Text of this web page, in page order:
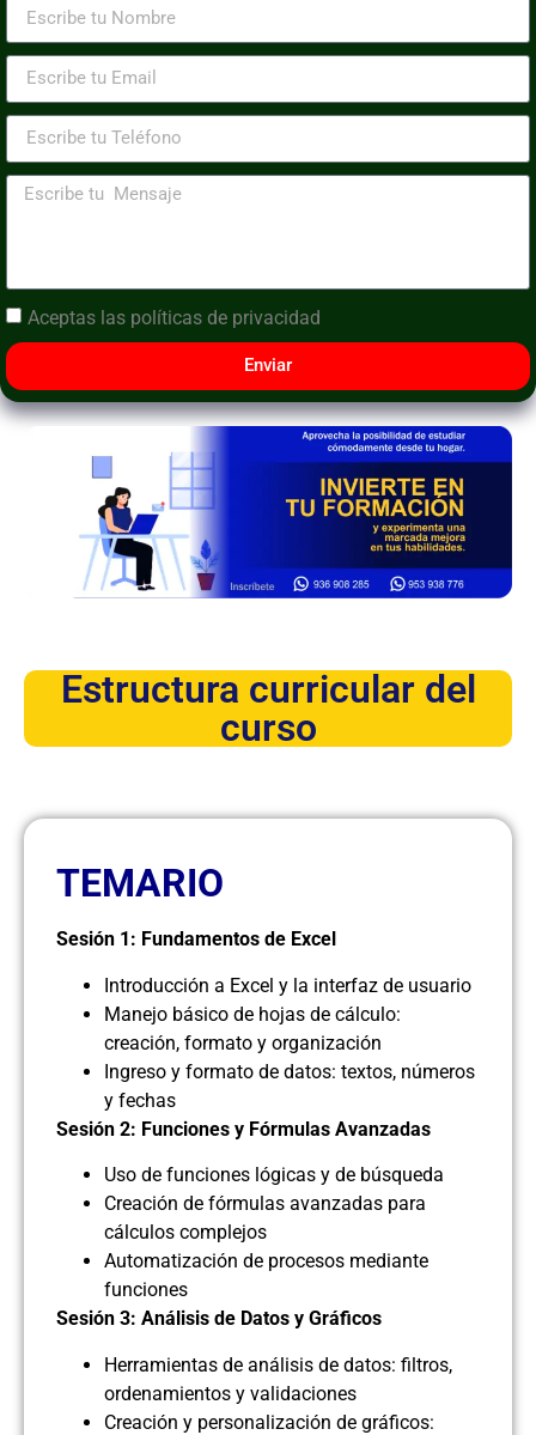
Aceptas las políticas de privacidad
Enviar
Estructura curricular del
curso
TEMARIO
Sesión 1: Fundamentos de Excel
Introducción a Excel y la interfaz de usuario
Manejo básico de hojas de cálculo:
creación, formato y organización
Ingreso y formato de datos: textos, números
y fechas
Sesión 2: Funciones y Fórmulas Avanzadas
Uso de funciones lógicas y de búsqueda
Creación de fórmulas avanzadas para
cálculos complejos
Automatización de procesos mediante
funciones
Sesión 3: Análisis de Datos y Gráficos
Herramientas de análisis de datos: filtros,
ordenamientos y validaciones
Creación y personalización de gráficos: